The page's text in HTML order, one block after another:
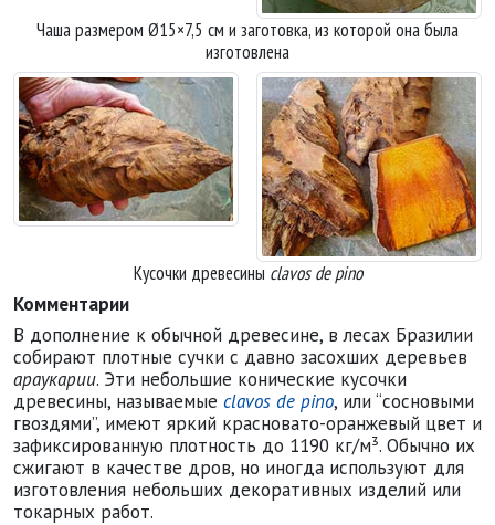
Заготовка, из которой была
Чаша размером Ø15×7,5 см и заготовка, из которой она была
изготовлена
Clavos de pino
Кусочки древесины clavos de pino
Комментарии
В дополнение к обычной древесине, в лесах Бразилии
собирают плотные сучки с давно засохших деревьев
араукарии. Эти небольшие конические кусочки
древесины, называемые clavos de pino, или “сосновыми
гвоздями”, имеют яркий красновато-оранжевый цвет и
зафиксированную плотность до 1190 кг/м³. Обычно их
сжигают в качестве дров, но иногда используют для
изготовления небольших декоративных изделий или
токарных работ.